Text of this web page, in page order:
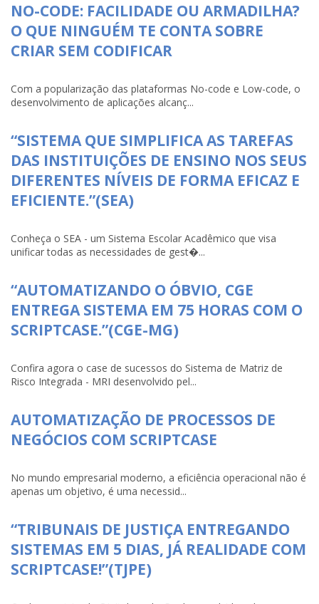
NO-CODE: FACILIDADE OU ARMADILHA?
O QUE NINGUÉM TE CONTA SOBRE
CRIAR SEM CODIFICAR
Com a popularização das plataformas No-code e Low-code, o
desenvolvimento de aplicações alcanç...
“SISTEMA QUE SIMPLIFICA AS TAREFAS
DAS INSTITUIÇÕES DE ENSINO NOS SEUS
DIFERENTES NÍVEIS DE FORMA EFICAZ E
EFICIENTE.”(SEA)
Conheça o SEA - um Sistema Escolar Acadêmico que visa
unificar todas as necessidades de gest�...
“AUTOMATIZANDO O ÓBVIO, CGE
ENTREGA SISTEMA EM 75 HORAS COM O
SCRIPTCASE.”(CGE-MG)
Confira agora o case de sucessos do Sistema de Matriz de
Risco Integrada - MRI desenvolvido pel...
AUTOMATIZAÇÃO DE PROCESSOS DE
NEGÓCIOS COM SCRIPTCASE
No mundo empresarial moderno, a eficiência operacional não é
apenas um objetivo, é uma necessid...
“TRIBUNAIS DE JUSTIÇA ENTREGANDO
SISTEMAS EM 5 DIAS, JÁ REALIDADE COM
SCRIPTCASE!”(TJPE)